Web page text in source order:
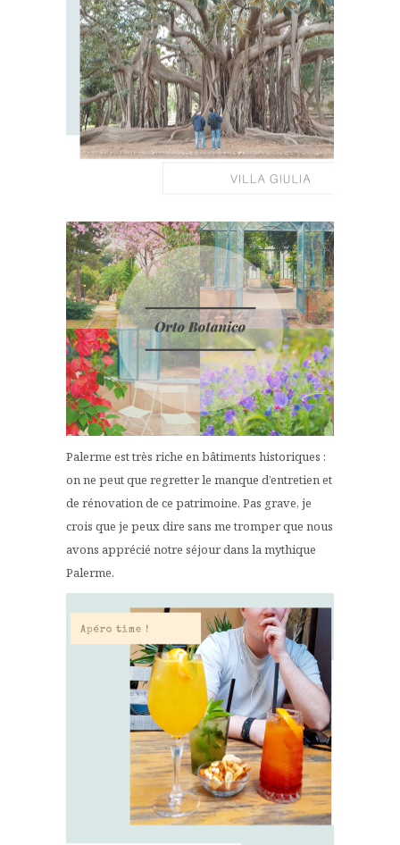
Palerme est très riche en bâtiments historiques :
on ne peut que regretter le manque d’entretien et
de rénovation de ce patrimoine. Pas grave, je
crois que je peux dire sans me tromper que nous
avons apprécié notre séjour dans la mythique
Palerme.